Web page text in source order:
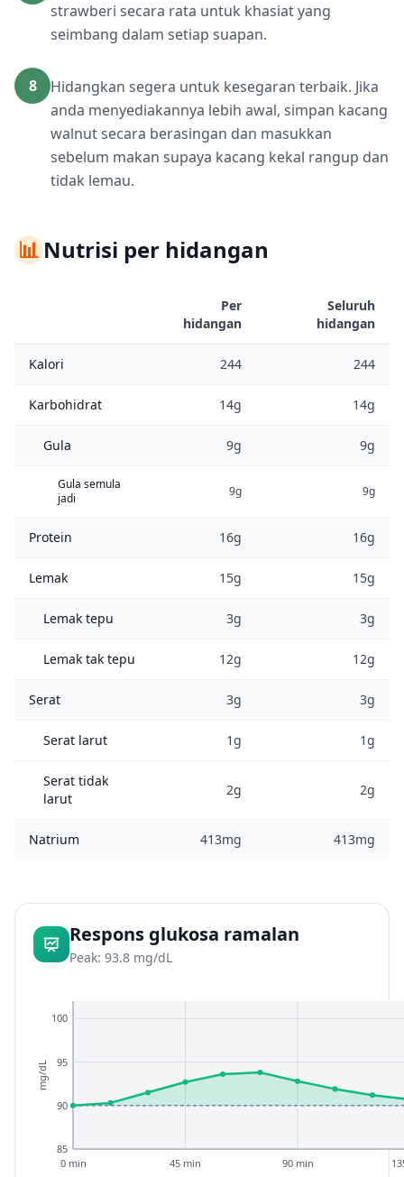
strawberi secara rata untuk khasiat yang
seimbang dalam setiap suapan.
8
Hidangkan segera untuk kesegaran terbaik. Jika
anda menyediakannya lebih awal, simpan kacang
walnut secara berasingan dan masukkan
sebelum makan supaya kacang kekal rangup dan
tidak lemau.
📊Nutrisi per hidangan
Per
hidangan
Seluruh
hidangan
Kalori 244 244
Karbohidrat 14g 14g
Gula 9g 9g
Gula semula
jadi
9g 9g
Protein 16g 16g
Lemak 15g 15g
Lemak tepu 3g 3g
Lemak tak tepu 12g 12g
Serat 3g 3g
Serat larut 1g 1g
Serat tidak
larut
2g 2g
Natrium 413mg 413mg
Respons glukosa ramalan
Peak: 93.8 mg/dL
85
90
95
100
0 min 45 min 90 min
mg/dL